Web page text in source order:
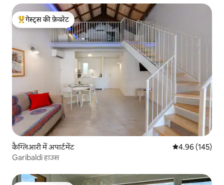
गेस्ट्स का टॉप फ़ेवरेट
गेस्ट्स की फ़ेवरेट
कैग्लिआरी में अपार्टमेंट औसत रेटिंग 5 में से
4.96 (145)
Garibaldi हाउस